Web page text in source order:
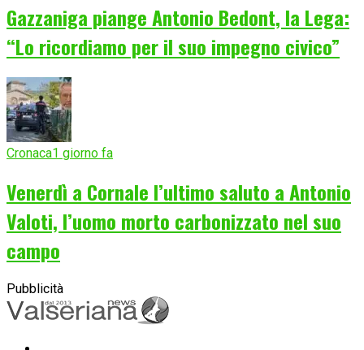
Gazzaniga piange Antonio Bedont, la Lega:
“Lo ricordiamo per il suo impegno civico”
Cronaca1 giorno fa
Venerdì a Cornale l’ultimo saluto a Antonio
Valoti, l’uomo morto carbonizzato nel suo
campo
Pubblicità